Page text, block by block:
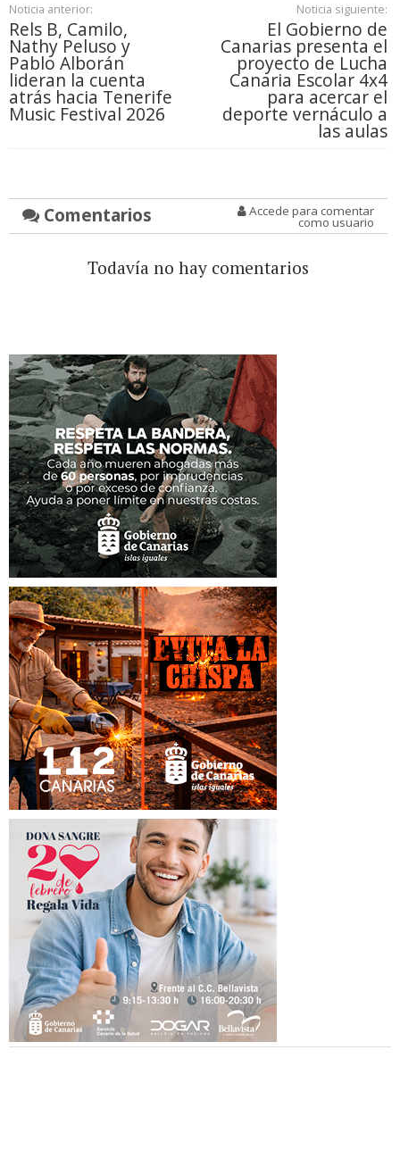
Noticia anterior:
Rels B, Camilo,
Nathy Peluso y
Pablo Alborán
lideran la cuenta
atrás hacia Tenerife
Music Festival 2026
Noticia siguiente:
El Gobierno de
Canarias presenta el
proyecto de Lucha
Canaria Escolar 4x4
para acercar el
deporte vernáculo a
las aulas
Comentarios Accede para comentar
como usuario
Todavía no hay comentarios